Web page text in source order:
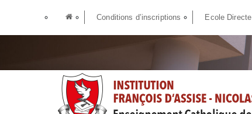
Conditions d’inscriptions Ecole Directe